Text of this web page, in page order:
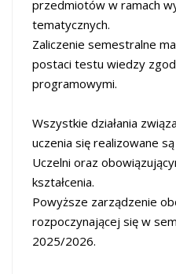
przedmiotów w ramach
tematycznych.
Zaliczenie semestralne
postaci testu wiedzy
programowymi.
Wszystkie działania
uczenia się realizowane
Uczelni oraz
kształcenia.
Powyższe zarządzenie
rozpoczynającej się w
2025/2026.